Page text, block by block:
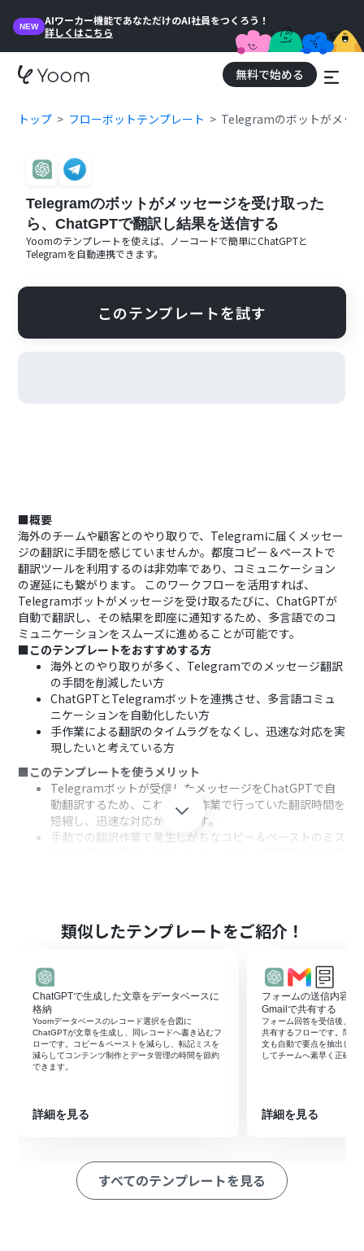
NEW
AIワーカー機能であなただけのAI社員をつくろう！
詳しくはこちら
無料で始める
トップ フローボットテンプレート Telegramのボットがメッ
Telegramのボットがメッセージを受け取った
ら、ChatGPTで翻訳し結果を送信する
Yoomのテンプレートを使えば、ノーコードで簡単にChatGPTと
Telegramを自動連携できます。
このテンプレートを試す
■概要
海外のチームや顧客とのやり取りで、Telegramに届くメッセー
ジの翻訳に手間を感じていませんか。都度コピー＆ペーストで
翻訳ツールを利用するのは非効率であり、コミュニケーション
の遅延にも繋がります。 このワークフローを活用すれば、
Telegramボットがメッセージを受け取るたびに、ChatGPTが
自動で翻訳し、その結果を即座に通知するため、多言語でのコ
ミュニケーションをスムーズに進めることが可能です。
■このテンプレートをおすすめする方
海外とのやり取りが多く、Telegramでのメッセージ翻訳
の手間を削減したい方
ChatGPTとTelegramボットを連携させ、多言語コミュ
ニケーションを自動化したい方
手作業による翻訳のタイムラグをなくし、迅速な対応を実
現したいと考えている方
■このテンプレートを使うメリット
Telegramボットが受信したメッセージをChatGPTで自
動翻訳するため、これまで手作業で行っていた翻訳時間を
短縮し、迅速な対応ができます。
手動での翻訳作業で発生しがちなコピー＆ペーストのミス
次に、トリガーでTelegramを選択し、「ボットがメッセ
ージを受け取ったら」というアクションを設定します。
アクションを設定し、トリガーで受け取ったメッセージを
翻訳するよう指示します。
最後に、オペレーションでTelegramの「メッセージを送
信」アクションを設定し、ChatGPTが生成した翻訳結果
を送信します。
※「トリガー」：フロー起動のきっかけとなるアクション、「オ
■このワークフローのカスタムポイント
フォーマットを任意で設定してください。
ChatGPTのオペレーションでは、Telegramから受け取
ったメッセージを引用し、「この文章を日本語に翻訳し
類似したテンプレートをご紹介！
ChatGPTで生成した文章をデータベースに
格納
Yoomデータベースのレコード選択を合図に
ChatGPTが文章を生成し、同レコードへ書き込むフ
ローです。コピー＆ペーストを減らし、転記ミスを
減らしてコンテンツ制作とデータ管理の時間を節約
できます。
詳細を見る
フォームの送信内容を
Gmailで共有する
フォーム回答を受信後、
共有するフローです。問い
文も自動で要点を抽出し、
してチームへ素早く正確に
詳細を見る
すべてのテンプレートを見る